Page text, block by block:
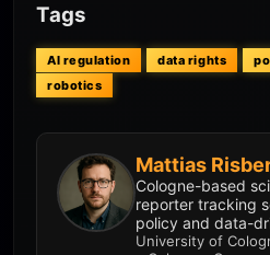
Tags
AI regulation data rights
robotics
Mattias
Cologne-based
reporter tracking
policy and data-
University of